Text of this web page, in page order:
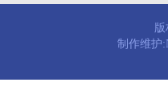
版
制作维护